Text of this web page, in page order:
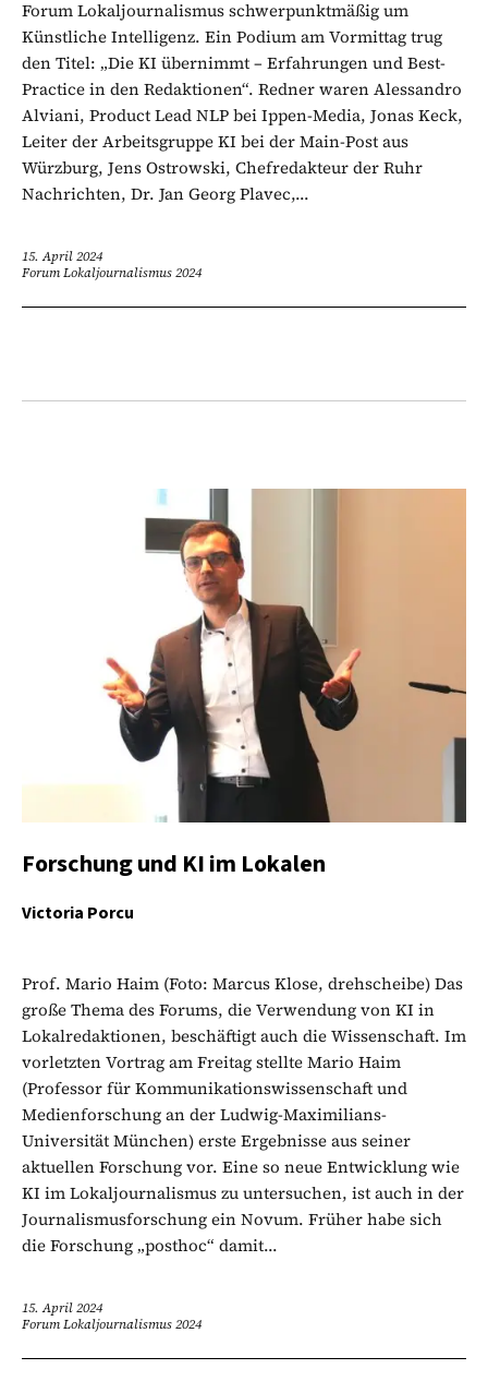
Forum Lokaljournalismus schwerpunktmäßig um
Künstliche Intelligenz. Ein Podium am Vormittag trug
den Titel: „Die KI übernimmt – Erfahrungen und Best-
Practice in den Redaktionen“. Redner waren Alessandro
Alviani, Product Lead NLP bei Ippen-Media, Jonas Keck,
Leiter der Arbeitsgruppe KI bei der Main-Post aus
Würzburg, Jens Ostrowski, Chefredakteur der Ruhr
Nachrichten, Dr. Jan Georg Plavec,...
15. April 2024
Forum Lokaljournalismus 2024
Forschung und KI im Lokalen
Victoria Porcu
Prof. Mario Haim (Foto: Marcus Klose, drehscheibe) Das
große Thema des Forums, die Verwendung von KI in
Lokalredaktionen, beschäftigt auch die Wissenschaft. Im
vorletzten Vortrag am Freitag stellte Mario Haim
(Professor für Kommunikationswissenschaft und
Medienforschung an der Ludwig-Maximilians-
Universität München) erste Ergebnisse aus seiner
aktuellen Forschung vor. Eine so neue Entwicklung wie
KI im Lokaljournalismus zu untersuchen, ist auch in der
Journalismusforschung ein Novum. Früher habe sich
die Forschung „posthoc“ damit...
15. April 2024
Forum Lokaljournalismus 2024